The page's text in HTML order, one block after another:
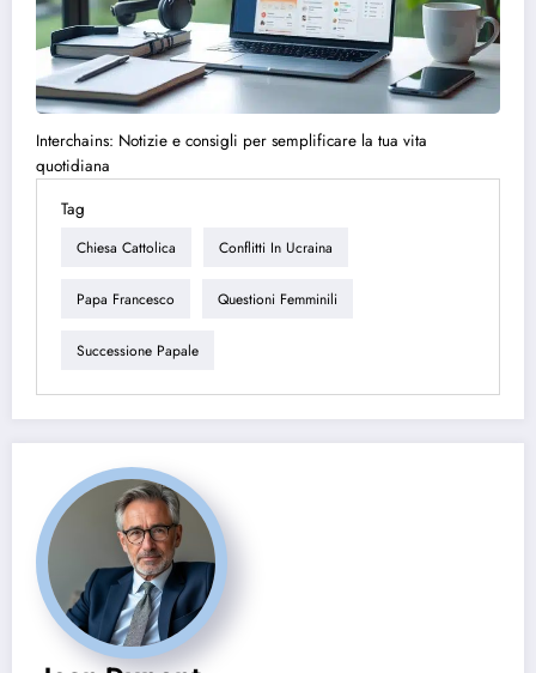
Interchains: Notizie e consigli per semplificare la tua vita
quotidiana
Tag
Chiesa Cattolica Conflitti In Ucraina
Papa Francesco Questioni Femminili
Successione Papale